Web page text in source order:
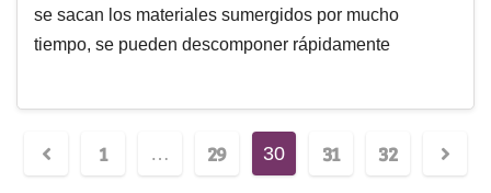
se sacan los materiales sumergidos por mucho
tiempo, se pueden descomponer rápidamente
1 … 29 30 31 32